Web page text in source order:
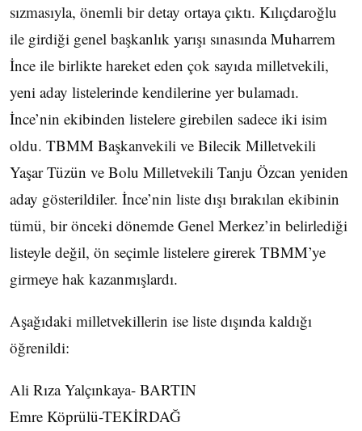
sızmasıyla, önemli bir detay ortaya çıktı. Kılıçdaroğlu
ile girdiği genel başkanlık yarışı sınasında Muharrem
İnce ile birlikte hareket eden çok sayıda milletvekili,
yeni aday listelerinde kendilerine yer bulamadı.
İnce’nin ekibinden listelere girebilen sadece iki isim
oldu. TBMM Başkanvekili ve Bilecik Milletvekili
Yaşar Tüzün ve Bolu Milletvekili Tanju Özcan yeniden
aday gösterildiler. İnce’nin liste dışı bırakılan ekibinin
tümü, bir önceki dönemde Genel Merkez’in belirlediği
listeyle değil, ön seçimle listelere girerek TBMM’ye
girmeye hak kazanmışlardı.
Aşağıdaki milletvekillerin ise liste dışında kaldığı
öğrenildi:
Ali Rıza Yalçınkaya- BARTIN
Emre Köprülü-TEKİRDAĞ